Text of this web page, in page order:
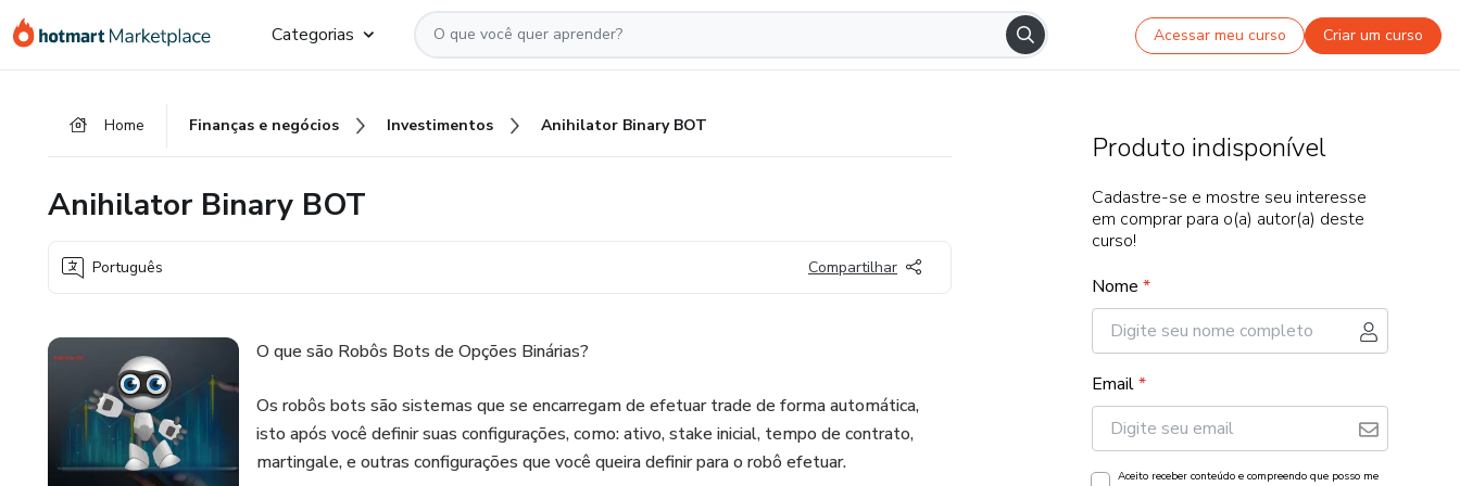
para
para
para
Categorias Acessar meu curso Criar um curso
Home Finanças e negócios Investimentos Anihilator Binary BOT
Anihilator Binary BOT
Português Compartilhar
O que são Robôs Bots de Opções Binárias?
Os robôs bots são sistemas que se encarregam de efetuar trade de forma automática,
isto após você definir suas configurações, como: ativo, stake inicial, tempo de contrato,
martingale, e outras configurações que você queira definir para o robô efetuar.
Produto indisponível
Cadastre-se e mostre seu interesse
em comprar para o(a) autor(a) deste
curso!
Nome *
Email*
Aceito receber conteúdo e compreendo que posso me